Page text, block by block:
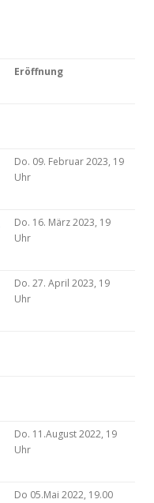
Eröffnung
Do. 09. Februar 2023, 19
Uhr
Do. 16. März 2023, 19
Uhr
Do. 27. April 2023, 19
Uhr
Do. 11.August 2022, 19
Uhr
Do 05.Mai 2022, 19.00